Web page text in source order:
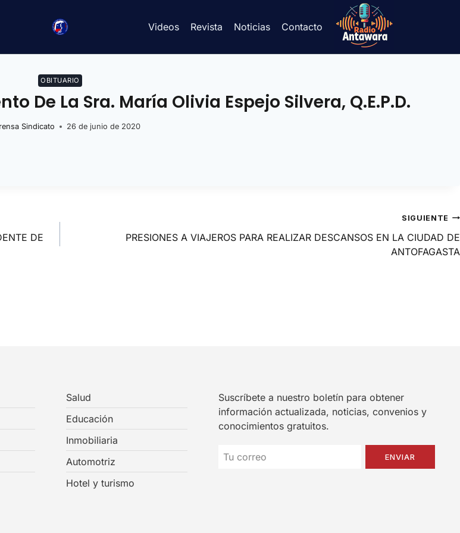
Videos Revista Noticias Contacto
OBITUARIO
De La Sra. María Olivia Espejo Silvera, Q.E.P.D.
Sindicato 26 de junio de 2020
DE
SIGUIENTE
PRESIONES A VIAJEROS PARA REALIZAR DESCANSOS EN LA CIUDAD DE
ANTOFAGASTA
Salud
Educación
Inmobiliaria
Automotriz
Hotel y turismo
Suscríbete a nuestro boletín para obtener
información actualizada, noticias, convenios y
conocimientos gratuitos.
ENVIAR